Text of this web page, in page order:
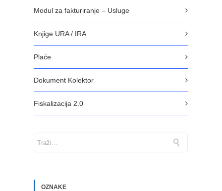
Modul za fakturiranje – Usluge
Knjige URA / IRA
Plaće
Dokument Kolektor
Fiskalizacija 2.0
OZNAKE